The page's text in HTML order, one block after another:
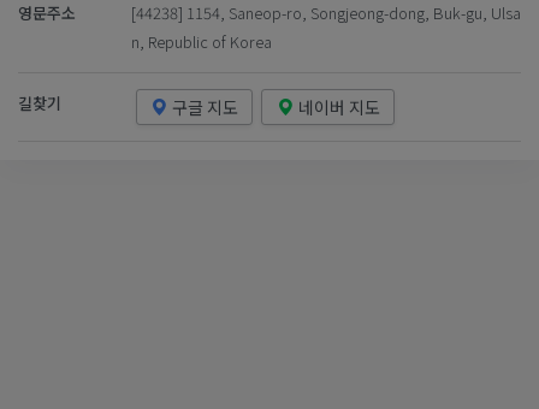
영문주소
[44238] 1154, Saneop-ro, Songjeong-dong, Buk-gu, Ulsa
n, Republic of Korea
길찾기 구글 지도 네이버 지도